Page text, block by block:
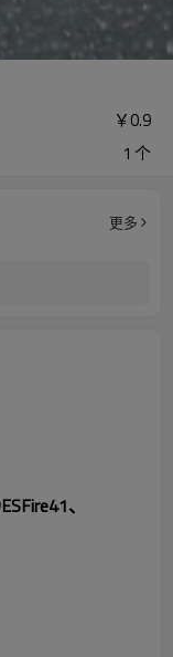
￥0.9
1 个
更多
、